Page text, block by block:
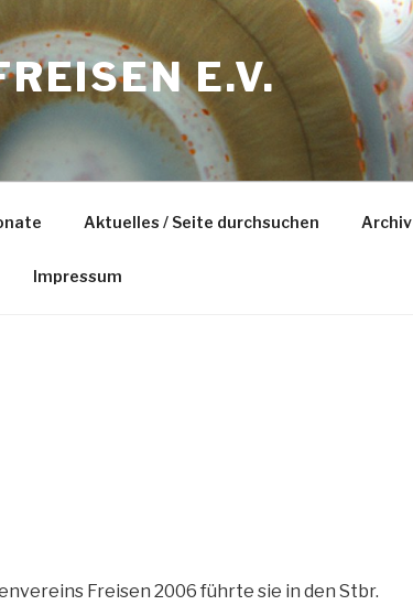
E.V.
Aktuelles / Seite durchsuchen Archiv
Impressum
Freisen 2006 führte sie in den Stbr.